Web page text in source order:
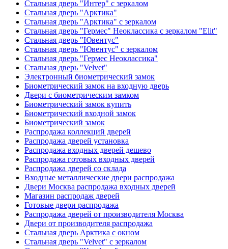
Стальная дверь "Интер" с зеркалом
Стальная дверь "Арктика"
Стальная дверь "Арктика" с зеркалом
Стальная дверь "Гермес" Неоклассика с зеркалом "Elit"
Стальная дверь "Ювентус"
Стальная дверь "Ювентус" с зеркалом
Стальная дверь "Гермес Неоклассика"
Стальная дверь "Velvet"
Электронный биометрический замок
Биометрический замок на входную дверь
Двери с биометрическим замком
Биометрический замок купить
Биометрический входной замок
Биометрический замок
Распродажа коллекций дверей
Распродажа дверей установка
Распродажа входных дверей дешево
Распродажа готовых входных дверей
Распродажа дверей со склада
Входные металлические двери распродажа
Двери Москва распродажа входных дверей
Магазин распродаж дверей
Готовые двери распродажа
Распродажа дверей от производителя Москва
Двери от производителя распродажа
Стальная дверь Арктика с окном
Стальная дверь "Velvet" с зеркалом